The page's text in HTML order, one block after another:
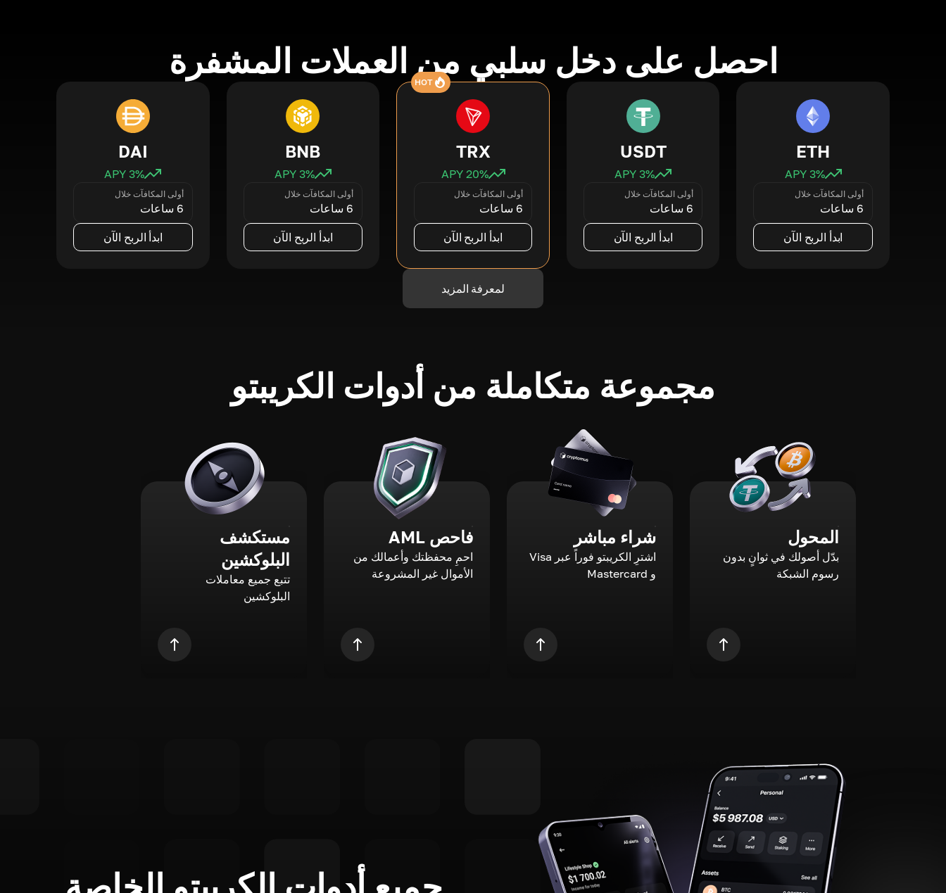
احصل على دخل سلبي من العملات المشفرة
ETH
3% APY
أولى المكافآت خلال
6 ساعات
ابدأ الربح الآن
USDT
3% APY
أولى المكافآت خلال
6 ساعات
ابدأ الربح الآن
HOT
TRX
20% APY
أولى المكافآت خلال
6 ساعات
ابدأ الربح الآن
BNB
3% APY
أولى المكافآت خلال
6 ساعات
ابدأ الربح الآن
DAI
3% APY
أولى المكافآت خلال
6 ساعات
ابدأ الربح الآن
لمعرفة المزيد
مجموعة متكاملة من أدوات الكريبتو
المحول
بدّل أصولك في ثوانٍ بدون
رسوم الشبكة
شراء مباشر
اشترِ الكريبتو فوراً عبر Visa
و Mastercard
فاحص AML
احمِ محفظتك وأعمالك من
الأموال غير المشروعة
مستكشف
البلوكشين
تتبع جميع معاملات
البلوكشين